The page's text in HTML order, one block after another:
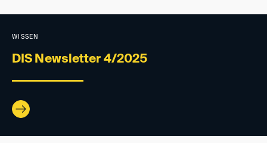
WISSEN
DIS Newsletter 4/2025